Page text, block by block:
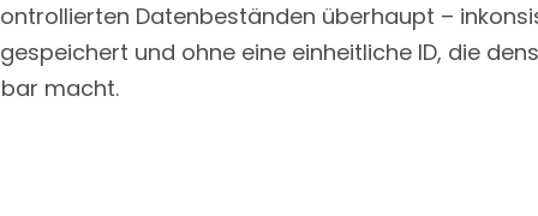
Datenbeständen überhaupt –
und ohne eine einheitliche ID, die
macht.